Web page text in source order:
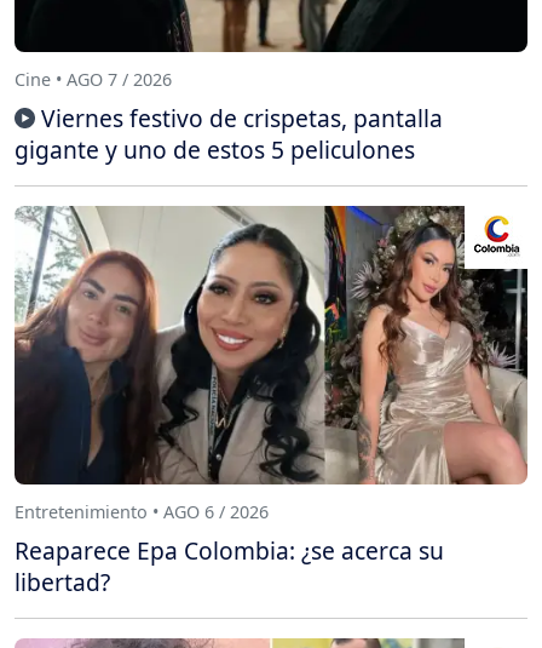
Cine • AGO 7 / 2026
Viernes festivo de crispetas, pantalla
gigante y uno de estos 5 peliculones
Entretenimiento • AGO 6 / 2026
Reaparece Epa Colombia: ¿se acerca su
libertad?